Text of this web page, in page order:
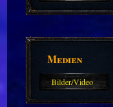
Guides
Medien
Bilder/Video